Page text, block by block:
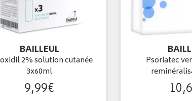
BAILLEUL
2% solution cutanée
3x60ml
9,99€
Psoriatec
10,